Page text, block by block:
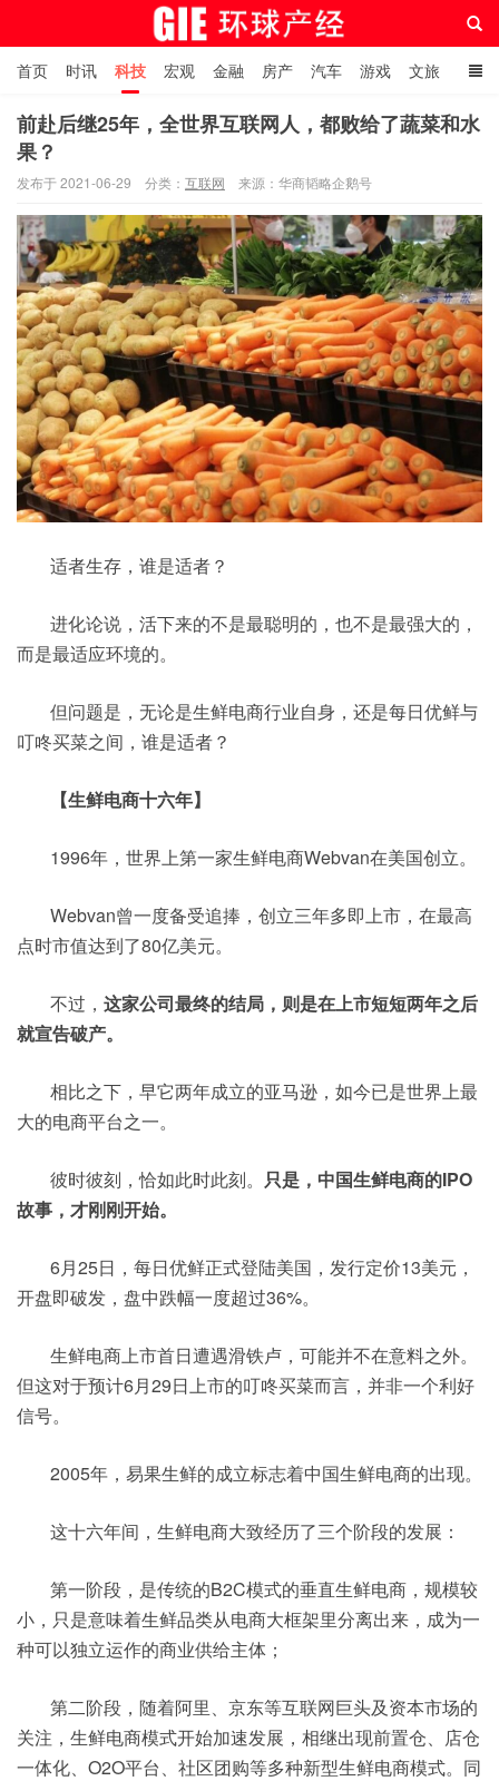
环球产经网
首页 时讯 科技 宏观 金融 房产 汽车 游戏 文旅
人物 自贸港在线
前赴后继25年，全世界互联网人，都败给了蔬菜和水
果？
发布于 2021-06-29 分类： 互联网 来源：华商韬略企鹅号
适者生存，谁是适者？
进化论说，活下来的不是最聪明的，也不是最强大的，
而是最适应环境的。
但问题是，无论是生鲜电商行业自身，还是每日优鲜与
叮咚买菜之间，谁是适者？
【生鲜电商十六年】
1996年，世界上第一家生鲜电商Webvan在美国创立。
Webvan曾一度备受追捧，创立三年多即上市，在最高
点时市值达到了80亿美元。
不过， 这家公司最终的结局，则是在上市短短两年之后
就宣告破产。
相比之下，早它两年成立的亚马逊，如今已是世界上最
大的电商平台之一。
彼时彼刻，恰如此时此刻。 只是，中国生鲜电商的IPO
故事，才刚刚开始。
6月25日，每日优鲜正式登陆美国，发行定价13美元，
开盘即破发，盘中跌幅一度超过36%。
生鲜电商上市首日遭遇滑铁卢，可能并不在意料之外。
但这对于预计6月29日上市的叮咚买菜而言，并非一个利好
信号。
2005年，易果生鲜的成立标志着中国生鲜电商的出现。
这十六年间，生鲜电商大致经历了三个阶段的发展：
第一阶段，是传统的B2C模式的垂直生鲜电商，规模较
小，只是意味着生鲜品类从电商大框架里分离出来，成为一
种可以独立运作的商业供给主体；
第二阶段，随着阿里、京东等互联网巨头及资本市场的
关注，生鲜电商模式开始加速发展，相继出现前置仓、店仓
一体化、O2O平台、社区团购等多种新型生鲜电商模式。同